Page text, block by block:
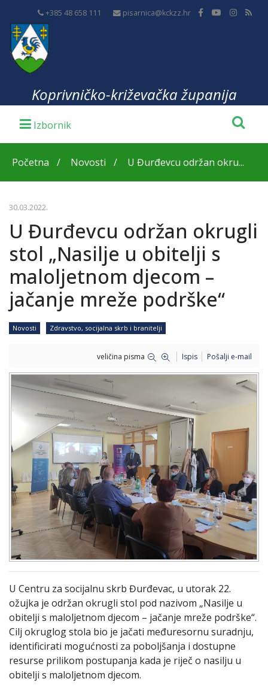
+385 48 658 111 pisarnica@kckzz.hr
Koprivničko-križevačka županija
Početna Novosti U Đurđevcu održan okru...
30.03.2022.
U Đurđevcu održan okrugli
stol „Nasilje u obitelji s
maloljetnom djecom –
jačanje mreže podrške“
Novosti Zdravstvo, socijalna skrb i branitelji
veličina pisma Ispis Pošalji e-mail
U Centru za socijalnu skrb Đurđevac, u utorak 22.
ožujka je održan okrugli stol pod nazivom „Nasilje u
obitelji s maloljetnom djecom – jačanje mreže podrške“.
Cilj okruglog stola bio je jačati međuresornu suradnju,
identificirati mogućnosti za poboljšanja i dostupne
resurse prilikom postupanja kada je riječ o nasilju u
obitelji s maloljetnom djecom.